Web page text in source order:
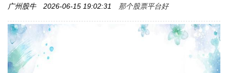
广州股牛 2026-06-15 19:02:31 那个股票平台好